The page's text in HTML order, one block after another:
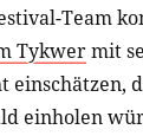
Team
Tykwermit
einholen